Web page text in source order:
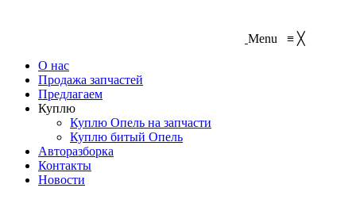
Menu ≡ ╳
О нас
Продажа запчастей
Предлагаем
Куплю
Куплю Опель на запчасти
Куплю битый Опель
Авторазборка
Контакты
Новости